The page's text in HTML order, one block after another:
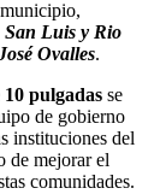
Luis y Rio
Ovalles.
10 pulgadas se
de gobierno
instituciones del
de mejorar el
comunidades.